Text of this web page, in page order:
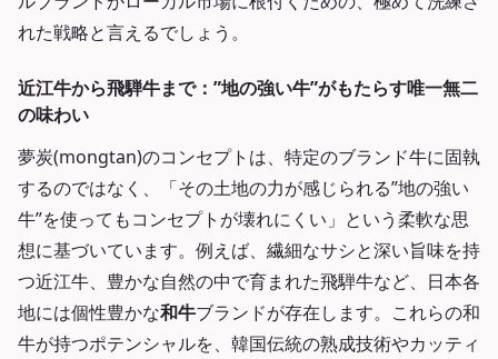
れた戦略と言えるでしょう。
近江牛から飛騨牛まで：”地の強い牛”がもたらす唯一無二
の味わい
夢炭(mongtan)のコンセプトは、特定のブランド牛に固執
するのではなく、「その土地の力が感じられる”地の強い
牛”を使ってもコンセプトが壊れにくい」という柔軟な思
想に基づいています。例えば、繊細なサシと深い旨味を持
つ近江牛、豊かな自然の中で育まれた飛騨牛など、日本各
地には個性豊かな和牛ブランドが存在します。これらの和
牛が持つポテンシャルを、韓国伝統の熟成技術やカッティ